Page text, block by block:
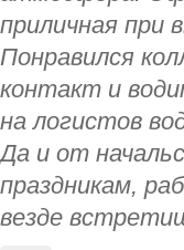
приличная при
Понравился
контакт и
на логистов
Да и от
праздникам,
везде